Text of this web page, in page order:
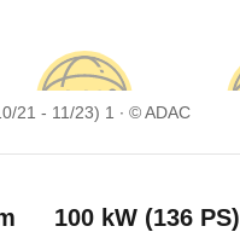
21 - 11/23) 1 © ADAC
100 kW (136 PS)